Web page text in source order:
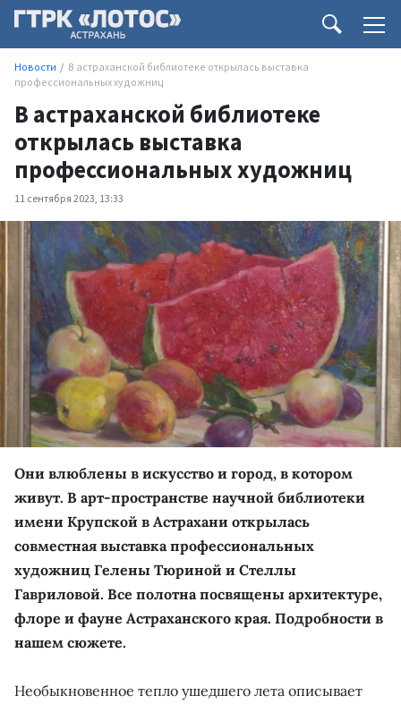
Новости
В астраханской библиотеке открылась выставка
профессиональных художниц
В астраханской библиотеке
открылась выставка
профессиональных художниц
11 сентября 2023, 13:33
Они влюблены в искусство и город, в котором
живут. В арт-пространстве научной библиотеки
имени Крупской в Астрахани открылась
совместная выставка профессиональных
художниц Гелены Тюриной и Стеллы
Гавриловой. Все полотна посвящены архитектуре,
флоре и фауне Астраханского края. Подробности в
нашем сюжете.
Необыкновенное тепло ушедшего лета описывает